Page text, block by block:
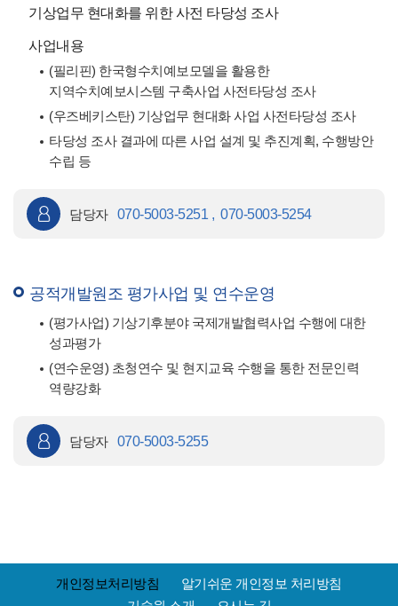
기상업무 현대화를 위한 사전 타당성 조사
사업내용
(필리핀) 한국형수치예보모델을 활용한
지역수치예보시스템 구축사업 사전타당성 조사
(우즈베키스탄) 기상업무 현대화 사업 사전타당성 조사
타당성 조사 결과에 따른 사업 설계 및 추진계획, 수행방안
수립 등
담당자 070-5003-5251 , 070-5003-5254
공적개발원조 평가사업 및 연수운영
(평가사업) 기상기후분야 국제개발협력사업 수행에 대한
성과평가
(연수운영) 초청연수 및 현지교육 수행을 통한 전문인력
역량강화
담당자 070-5003-5255
개인정보처리방침
알기쉬운 개인정보 처리방침